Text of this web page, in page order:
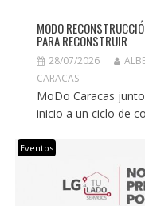
MODO
PARA RECONSTRUIR
28/07/2026
CARACAS
MoDo Caracas
inicio a un ciclo de
Eventos